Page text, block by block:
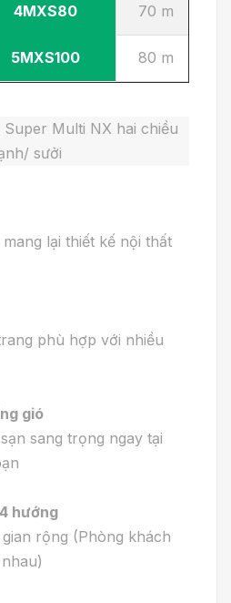
4MXS80 70 m
5MXS100 80 m
lại thiết kế nội thất
phù hợp với nhiều
gió
sang trọng ngay tại
hướng
rộng (Phòng khách